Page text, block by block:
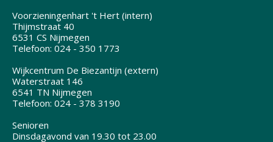
Voorzieningenhart 't Hert (intern)
Thijmstraat 40
6531 CS Nijmegen
Telefoon: 024 - 350 1773
Wijkcentrum De Biezantijn (extern)
Waterstraat 146
6541 TN Nijmegen
Telefoon: 024 - 378 3190
Senioren
Dinsdagavond van 19.30 tot 23.00